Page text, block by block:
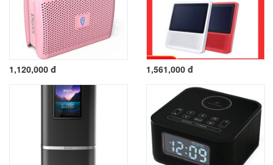
1,120,000 đ 1,561,000 đ